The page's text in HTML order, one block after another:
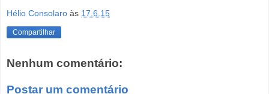
Hélio Consolaro às 17.6.15
Compartilhar
Nenhum comentário:
Postar um comentário